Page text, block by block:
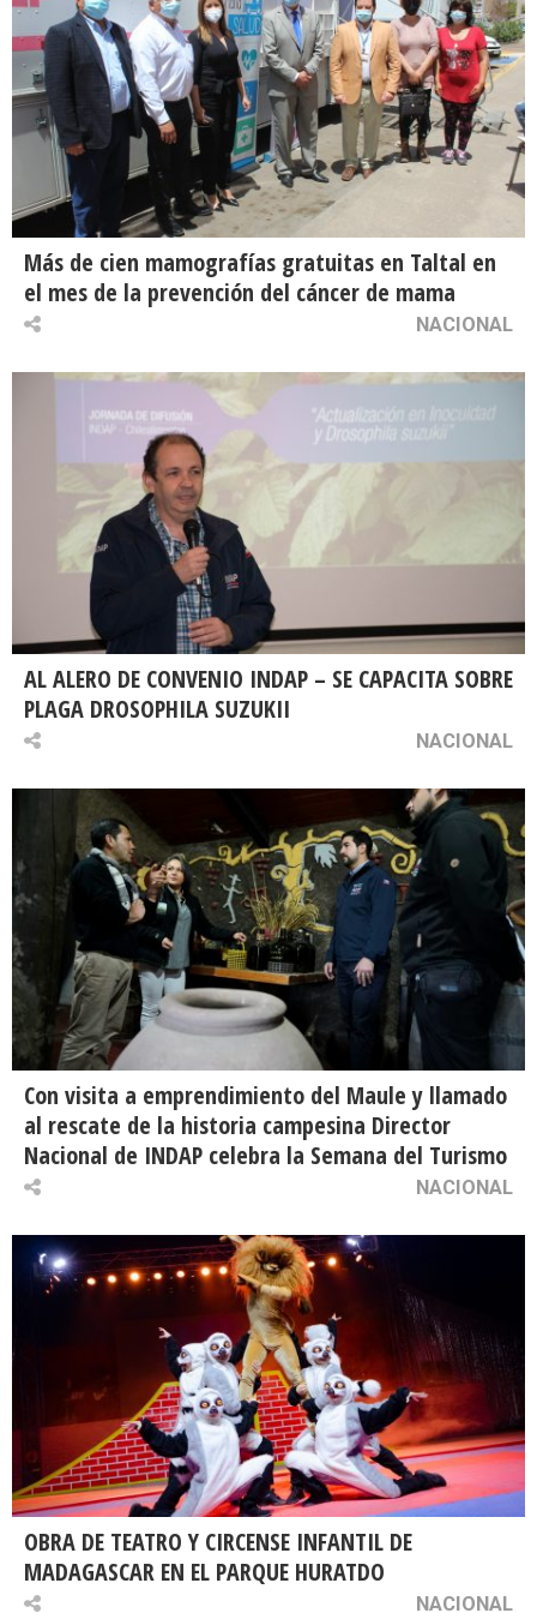
Más de cien mamografías gratuitas en Taltal en
el mes de la prevención del cáncer de mama
NACIONAL
AL ALERO DE CONVENIO INDAP – SE CAPACITA SOBRE
PLAGA DROSOPHILA SUZUKII
NACIONAL
Con visita a emprendimiento del Maule y llamado
al rescate de la historia campesina Director
Nacional de INDAP celebra la Semana del Turismo
NACIONAL
OBRA DE TEATRO Y CIRCENSE INFANTIL DE
MADAGASCAR EN EL PARQUE HURATDO
NACIONAL